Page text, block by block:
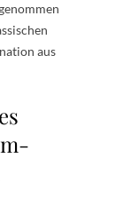
aus